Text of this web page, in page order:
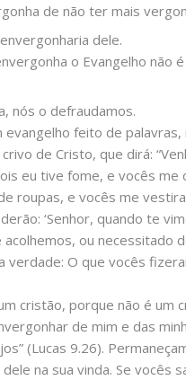
de não ter mais
dele.
o Evangelho não
nós o defraudamos.
feito de
de Cristo, que dirá:
eu tive fome, e vocês
roupas, e vocês me
‘Senhor, quando te
ou
verdade: O que vocês
cristão, porque não é
de mim e das
(Lucas 9.26).
na sua vinda. Se